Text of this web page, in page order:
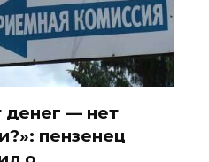
денег — нет
пензенец